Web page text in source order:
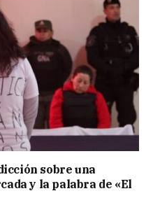
sobre una
y la palabra de «El